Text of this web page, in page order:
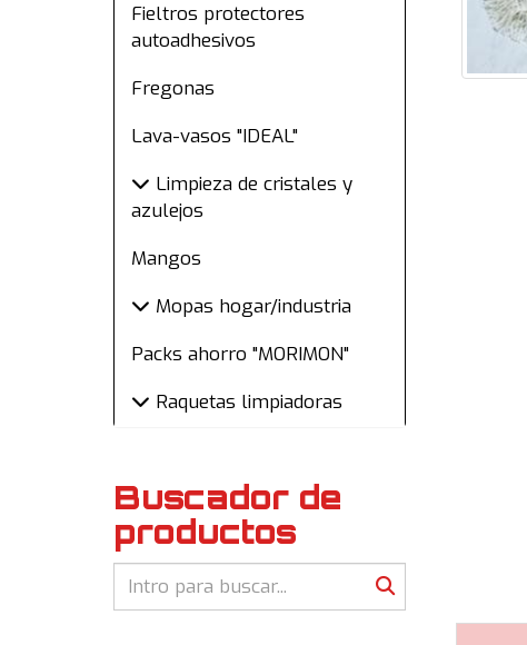
Fieltros protectores
autoadhesivos
Fregonas
Lava-vasos "IDEAL"
Limpieza de cristales y
azulejos
Mangos
Mopas hogar/industria
Packs ahorro "MORIMON"
Raquetas limpiadoras
Buscador de
productos